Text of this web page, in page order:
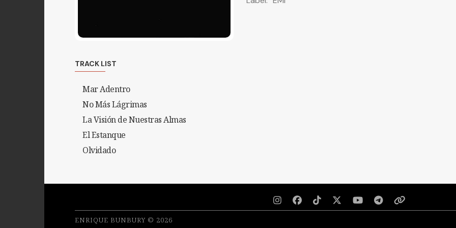
TRACK LIST
Mar Adentro
No Más Lágrimas
La Visión de Nuestras Almas
El Estanque
Olvidado
      
ENRIQUE BUNBURY © 2026